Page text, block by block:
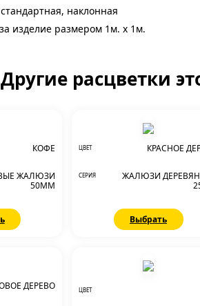
наклонная
изделие размером 1м. x 1м.
Другие расцветки
КОФЕ
ЖАЛЮЗИ
50ММ
ЦВЕТ КРАСНОЕ
СЕРИЯ
ЖАЛЮЗИ
Выбрать
ДЕРЕВО ЦВЕТ